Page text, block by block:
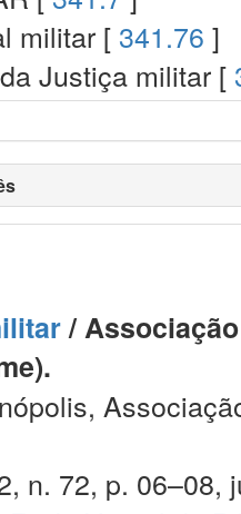
militar [ 341.76 ]
Justiça militar [
/
n. 72, p. 06–08,